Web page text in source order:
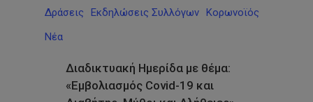
Δράσεις Εκδηλώσεις Συλλόγων Κορωνοϊός
Νέα
Διαδικτυακή Ημερίδα με θέμα:
«Εμβολιασμός Covid-19 και